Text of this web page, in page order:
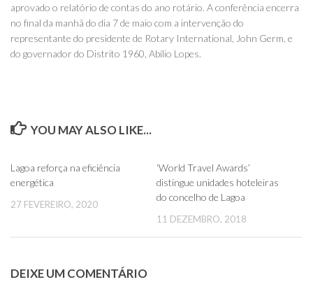
aprovado o relatório de contas do ano rotário. A conferência encerra
no final da manhã do dia 7 de maio com a intervenção do
representante do presidente de Rotary International, John Germ, e
do governador do Distrito 1960, Abílio Lopes.
YOU MAY ALSO LIKE...
Lagoa reforça na eficiência
energética
27 FEVEREIRO, 2020
‘World Travel Awards’
distingue unidades hoteleiras
do concelho de Lagoa
11 DEZEMBRO, 2018
DEIXE UM COMENTÁRIO